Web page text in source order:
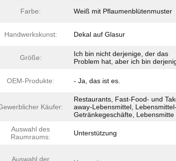
Farbe: Weiß mit Pflaumenblütenmuster
Handwerkskunst: Dekal auf Glasur
Größe:
Ich bin nicht derjenige, der das
Problem hat, aber ich bin
OEM-Produkte: - Ja, das ist es.
Käufer:
Restaurants, Fast-Food- und
away-Lebensmittel,
Getränkegeschäfte, Lebensmitte
Auswahl des
Raumraums:
Unterstützung
Auswahl der